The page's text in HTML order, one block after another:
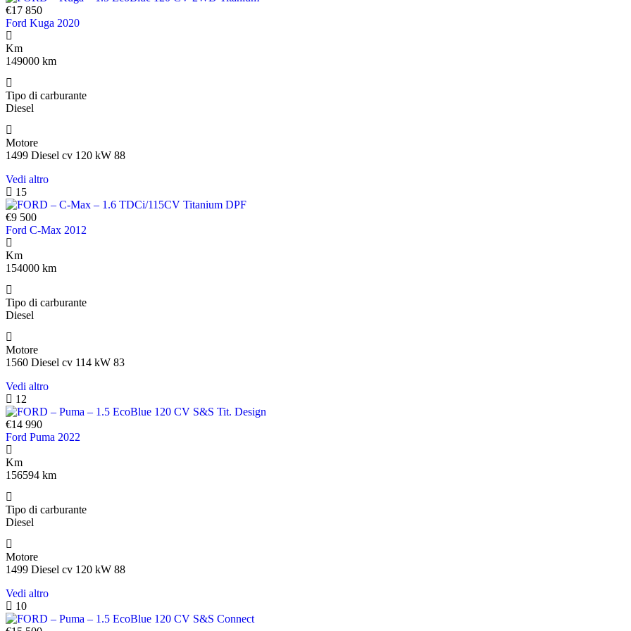
€17 850
Ford Kuga 2020
Km
149000 km
Tipo di carburante
Diesel
Motore
1499 Diesel cv 120 kW 88
Vedi altro
15
€9 500
Ford C-Max 2012
Km
154000 km
Tipo di carburante
Diesel
Motore
1560 Diesel cv 114 kW 83
Vedi altro
12
€14 990
Ford Puma 2022
Km
156594 km
Tipo di carburante
Diesel
Motore
1499 Diesel cv 120 kW 88
Vedi altro
10